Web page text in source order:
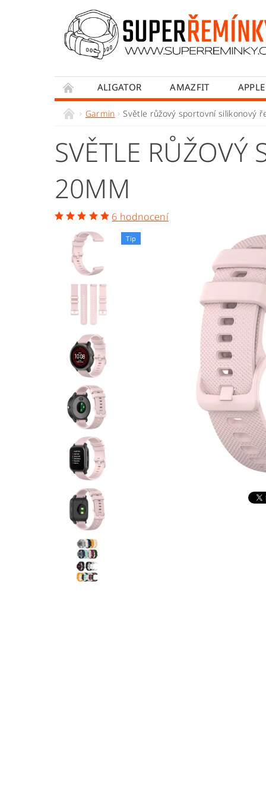
ALIGATOR AMAZFIT
HONOR
HUAWEI MADVELL
OBCHODNÍ PODMÍNKY
JAK
Garmin Světle růžový sportovní silikonový
SVĚTLE
20MM
6 hodnocení
Tip